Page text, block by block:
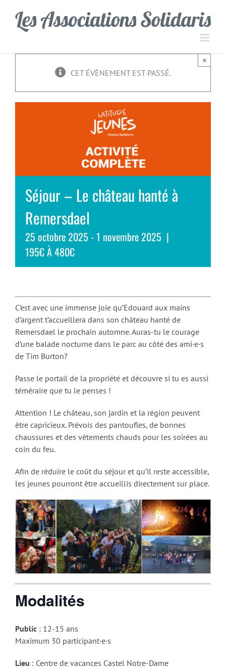
contenu
CET ÉVÈNEMENT EST PASSÉ.
×
Séjour – Le château hanté à
Remersdael
25 octobre 2025 -1 novembre 2025 |
195€ À 480€
C’est avec une immense joie qu’Edouard aux mains
d’argent t’accueillera dans son château hanté de
Remersdael le prochain automne. Auras-tu le courage
d’une balade nocturne dans le parc au côté des ami·e·s
de Tim Burton?
Passe le portail de la propriété et découvre si tu es aussi
téméraire que tu le penses !
Attention ! Le château, son jardin et la région peuvent
être capricieux. Prévois des pantoufles, de bonnes
chaussures et des vêtements chauds pour les soirées au
coin du feu.
Afin de réduire le coût du séjour et qu’il reste accessible,
les jeunes pourront être accueillis directement sur place.
Modalités
Public : 12-15 ans
Maximum 30 participant·e·s
Lieu : Centre de vacances Castel Notre-Dame